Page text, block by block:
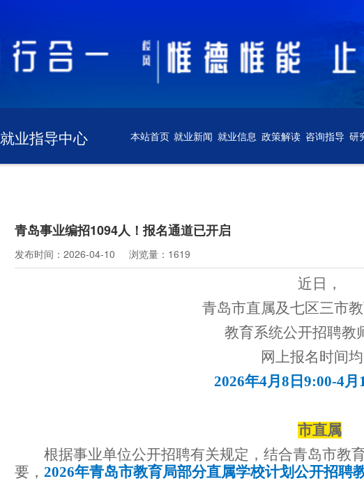
就业指导中心 本站首页 就业新闻 就业信息 政策解读 咨询指导 研
青岛事业编招1094人！报名通道已开启
发布时间：2026-04-10 浏览量：1619
近日，
青岛市直属及七区三市
教育系统公开招聘教
网上报名时间
2026年4月8日9:00-4月
市直属
根据事业单位公开招聘有关规定，结合青岛市教
要， 2026年青岛市教育局部分直属学校计划公开招聘